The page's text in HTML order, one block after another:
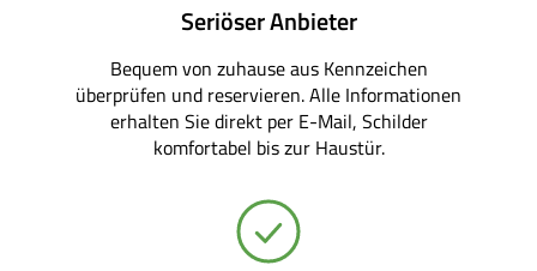
Seriöser Anbieter
Bequem von zuhause aus Kennzeichen
überprüfen und reservieren. Alle Informationen
erhalten Sie direkt per E-Mail, Schilder
komfortabel bis zur Haustür.